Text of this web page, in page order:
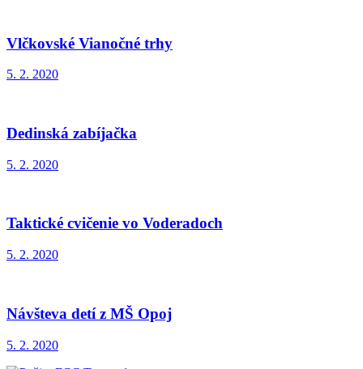
Vlčkovské Vianočné trhy
5. 2. 2020
Dedinská zabíjačka
5. 2. 2020
Taktické cvičenie vo Voderadoch
5. 2. 2020
Návšteva detí z MŠ Opoj
5. 2. 2020